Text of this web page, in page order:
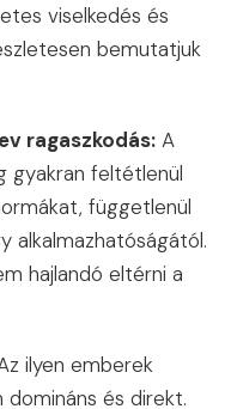
viselkedés és
bemutatjuk
ragaszkodás: A
gyakran feltétlenül
függetlenül
alkalmazhatóságától.
hajlandó eltérni a
ilyen emberek
domináns és direkt.